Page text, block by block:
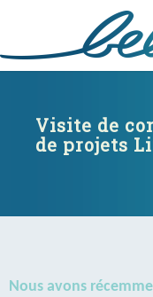
Visite de
de projets
Nous avons